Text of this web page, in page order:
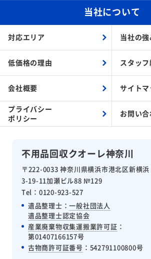
不用品回収クオーレ神奈川
〒222-0033 神奈川県横浜市港北区新横浜
3-19-11加瀬ビル88 №129
Tel：0120-923-527
遺品整理士：一般社団法人
遺品整理士認定協会
産業廃棄物収集運搬業許可証 ：
第01407166157号
古物商許可証番号 ：542791100800号
当社について
対応エリア 当社の強
低価格の理由 スタッ
会社概要 サイト
プライバシー
ポリシー
お問い